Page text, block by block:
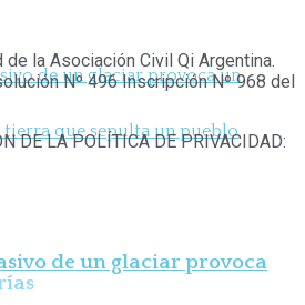
de un glaciar provoca
la Asociación Civil Qi Argentina.
Nº 496 Inscripción Nº 968 del
DE LA POLÍTICA DE PRIVACIDAD: